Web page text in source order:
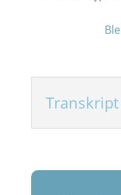
Transkript